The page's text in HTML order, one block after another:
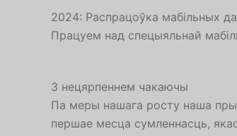
2024: Распрацоўка мабільных
Працуем над спецыяльнай
З нецярпеннем чакаючы
Па меры нашага росту наша
першае месца сумленнасць,